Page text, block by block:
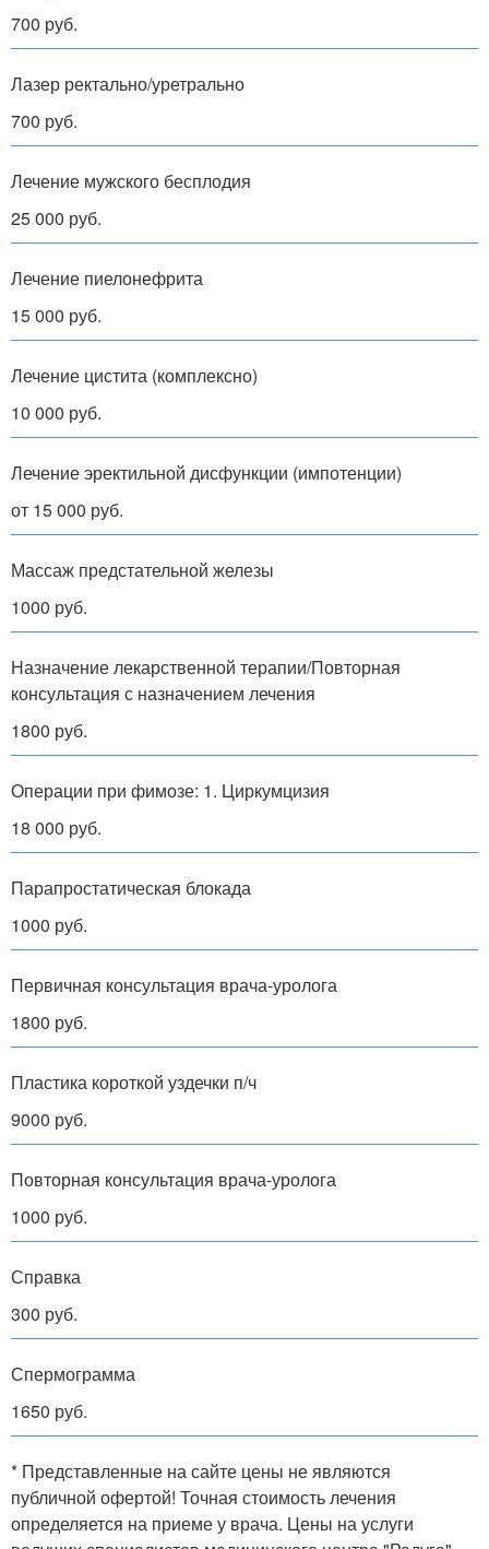
700 руб.
Лазер ректально/уретрально
700 руб.
Лечение мужского бесплодия
25 000 руб.
Лечение пиелонефрита
15 000 руб.
Лечение цистита (комплексно)
10 000 руб.
Лечение эректильной дисфункции (импотенции)
от 15 000 руб.
Массаж предстательной железы
1000 руб.
Назначение лекарственной терапии/Повторная
консультация с назначением лечения
1800 руб.
Операции при фимозе: 1. Циркумцизия
18 000 руб.
Парапростатическая блокада
1000 руб.
Первичная консультация врача-уролога
1800 руб.
Пластика короткой уздечки п/ч
9000 руб.
Повторная консультация врача-уролога
1000 руб.
Справка
300 руб.
Спермограмма
1650 руб.
* Представленные на сайте цены не являются
публичной офертой! Точная стоимость лечения
определяется на приеме у врача. Цены на услуги